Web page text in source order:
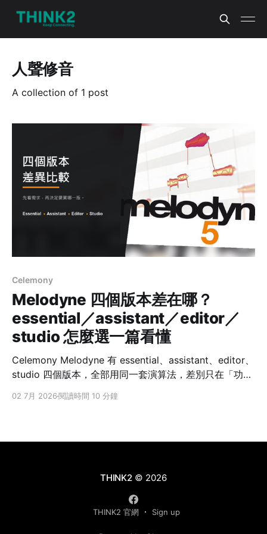
人聲修音
A collection of 1 post
Celemony
Melodyne 四個版本差在哪？
essential／assistant／editor／
studio 怎麼選一篇看懂
Celemony Melodyne 有 essential、assistant、editor、
studio 四個版本，全部用同一套演算法，差別只在「功能
能。多數人會在 assistant（完整修人聲）與 editor（能
輯很單純，只要抓住三個問題，就能對應到適合你的那一
到中階朋友，幫你快速判斷該入手哪一個版本。 先說一個
觀念：四個版本用的是同一套修音演算法、同樣的音質，
02 7月 2026閱讀時間 10 分鐘
THINK2© 2026
THINK2 官網 Sign up